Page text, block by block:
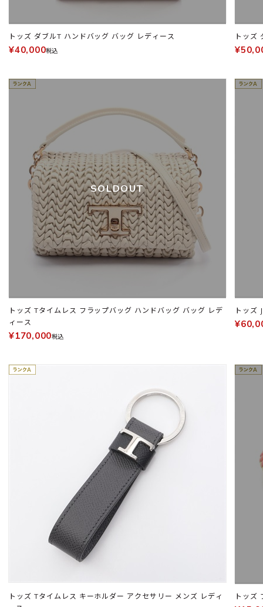
トッズ ダブルT ハンドバッグ バッグ レディース
¥40,000税込
トッズ
SOLDOUT
トッズ Tタイムレス フラップバッグ ハンドバッグ バッグ レデ
ィース
¥170,000税込
トッズ
トッズ Tタイムレス キーホルダー アクセサリー メンズ レディ